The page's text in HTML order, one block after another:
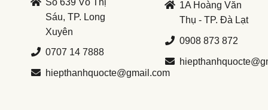
Sáu, TP. Long
Xuyên
0707 14 7888
hiepthanhquocte@gmail.com
1A Hoàng Văn
Thụ - TP. Đà Lạt
0908 873 872